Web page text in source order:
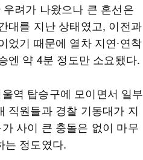
려가 나왔으나 큰 혼선은
대를 지난 상태였고, 이전과
었기 때문에 열차 지연∙연착
엔 약 4분 정도만 소요됐다.
역 탑승구에 모이면서 일부
직원들과 경찰 기동대가 지
사이 큰 충돌은 없이 마무
는 정도였다.